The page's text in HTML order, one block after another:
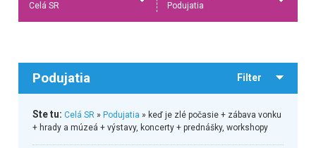
Celá SR Podujatia
Podujatia Filter
Ste tu: Celá SR» Podujatia » keď je zlé počasie + zábava vonku
+ hrady a múzeá + výstavy, koncerty + prednášky, workshopy